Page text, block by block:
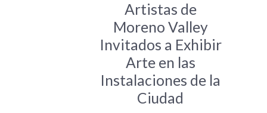
Artistas de
Moreno Valley
Invitados a Exhibir
Arte en las
Instalaciones de la
Ciudad